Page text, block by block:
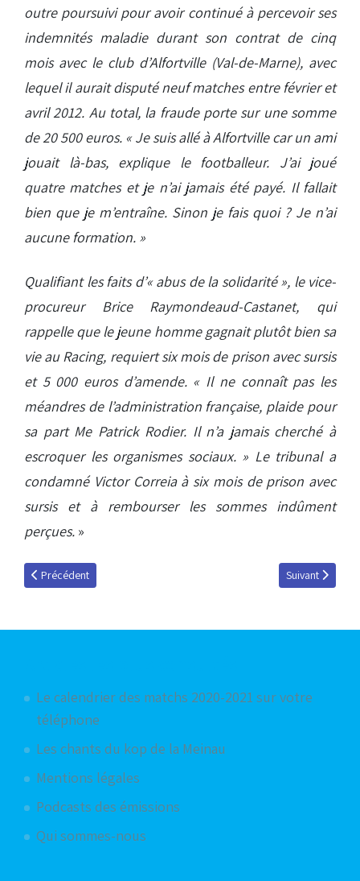
outre poursuivi pour avoir continué à percevoir ses
indemnités maladie durant son contrat de cinq
mois avec le club d’Alfortville (Val-de-Marne), avec
lequel il aurait disputé neuf matches entre février et
avril 2012. Au total, la fraude porte sur une somme
de 20 500 euros. « Je suis allé à Alfortville car un ami
jouait là-bas, explique le footballeur. J’ai joué
quatre matches et je n’ai jamais été payé. Il fallait
bien que je m’entraîne. Sinon je fais quoi ? Je n’ai
aucune formation. »
Qualifiant les faits d’« abus de la solidarité », le vice-
procureur Brice Raymondeaud-Castanet, qui
rappelle que le jeune homme gagnait plutôt bien sa
vie au Racing, requiert six mois de prison avec sursis
et 5 000 euros d’amende. « Il ne connaît pas les
méandres de l’administration française, plaide pour
sa part Me Patrick Rodier. Il n’a jamais cherché à
escroquer les organismes sociaux. » Le tribunal a
condamné Victor Correia à six mois de prison avec
sursis et à rembourser les sommes indûment
perçues. »
Article précédent : Raon l'Etape avait bien triché en début de saison :
Précédent Article suivant :
Suivant
Le calendrier des matchs 2020-2021 sur votre
téléphone
Les chants du kop de la Meinau
Mentions légales
Podcasts des émissions
Qui sommes-nous